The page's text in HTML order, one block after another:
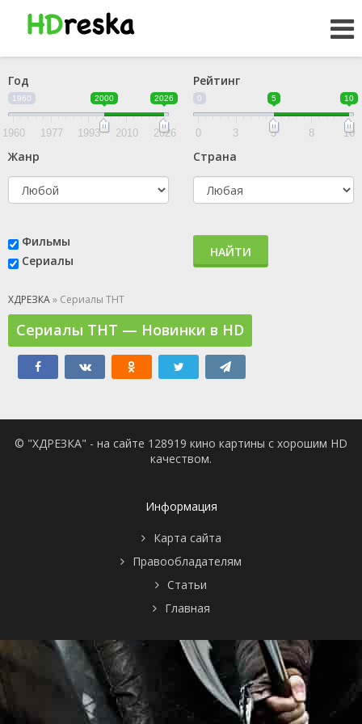
Год
1960 2000 2026
1960 1977 1993 2010 2026
Рейтинг
0 5 10
0 3 5 8 10
Жанр Страна
Фильмы
Сериалы
НАЙТИ
ХДРЕЗКА» Сериалы ТНТ
Сериалы ТНТ — Новинки в HD
© "ХДРЕЗКА" - на сайте 128919 кино картины с хорошим HD
качеством.
Информация
Карта сайта
Правообладателям
Статьи
Главная